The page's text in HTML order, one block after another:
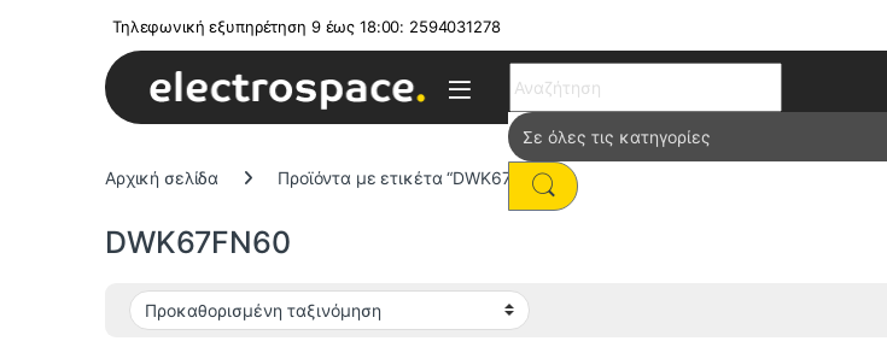
Τηλεφωνική εξυπηρέτηση 9 έως 18:00: 2594031278
Αρχική σελίδα Προϊόντα με ετικέτα “DWK67FN60”
DWK67FN60